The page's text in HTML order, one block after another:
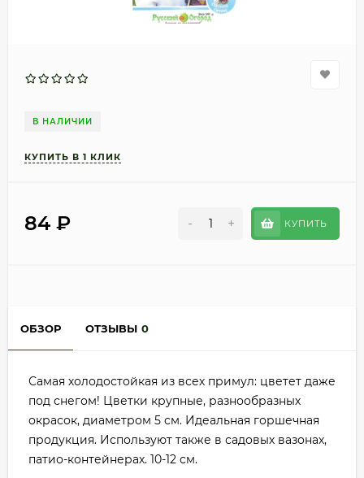
В НАЛИЧИИ
84 ₽ - + КУПИТЬ
ОБЗОР ОТЗЫВЫ 0
Самая холодостойкая из всех примул: цветет даже
под снегом! Цветки крупные, разнообразных
окрасок, диаметром 5 см. Идеальная горшечная
продукция. Используют также в садовых вазонах,
патио-контейнерах. 10-12 см.